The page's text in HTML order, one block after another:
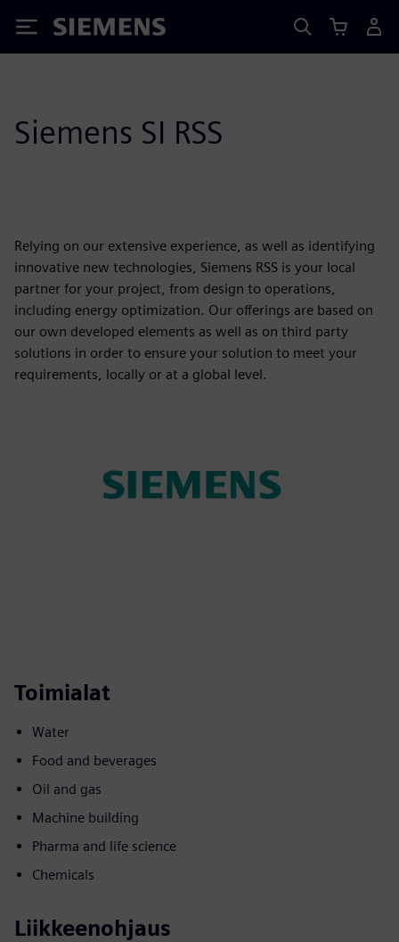
Siemens
Siemens SI RSS
Relying on our extensive experience, as well as identifying
innovative new technologies, Siemens RSS is your local
partner for your project, from design to operations,
including energy optimization. Our offerings are based on
our own developed elements as well as on third party
solutions in order to ensure your solution to meet your
requirements, locally or at a global level.
Toimialat
Water
Food and beverages
Oil and gas
Machine building
Pharma and life science
Chemicals
Liikkeenohjaus